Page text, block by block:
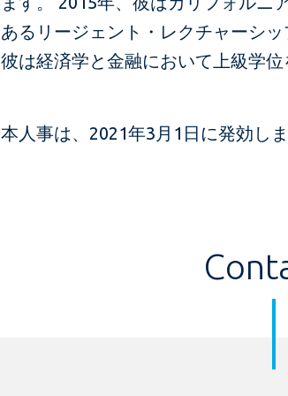
あるリージェント・レクチャーシッ
彼は経済学と金融において上級学位
本人事は、2021年3月1日に発効しま